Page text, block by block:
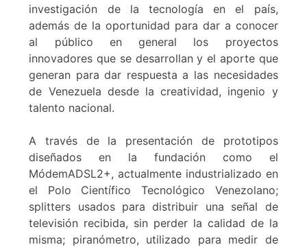
investigación de la tecnología en el país,
además de la oportunidad para dar a conocer
al público en general los proyectos
innovadores que se desarrollan y el aporte que
generan para dar respuesta a las necesidades
de Venezuela desde la creatividad, ingenio y
talento nacional.
A través de la presentación de prototipos
diseñados en la fundación como el
MódemADSL2+, actualmente industrializado en
el Polo Científico Tecnológico Venezolano;
splitters usados para distribuir una señal de
televisión recibida, sin perder la calidad de la
misma; piranómetro, utilizado para medir de